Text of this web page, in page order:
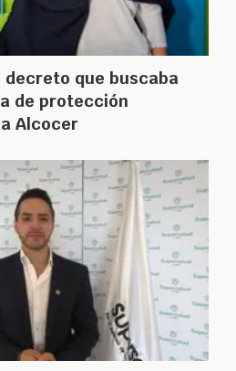
que buscaba
de protección
Alcocer